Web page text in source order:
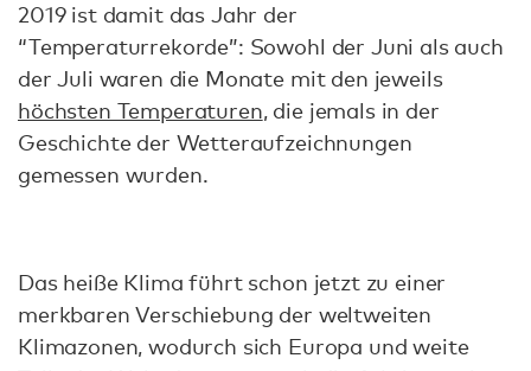
2019 ist damit das Jahr der
“Temperaturrekorde”: Sowohl der Juni als auch
der Juli waren die Monate mit den jeweils
höchsten Temperaturen, die jemals in der
Geschichte der Wetteraufzeichnungen
gemessen wurden.
Das heiße Klima führt schon jetzt zu einer
merkbaren Verschiebung der weltweiten
Klimazonen, wodurch sich Europa und weite